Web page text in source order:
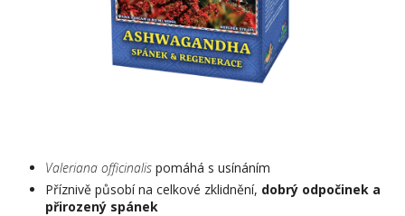
Valeriana officinalis pomáhá s usínáním
Příznivě působí na celkové zklidnění, dobrý odpočinek a
přirozený spánek